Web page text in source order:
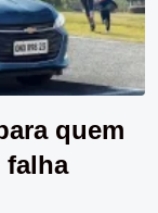
quem
falha